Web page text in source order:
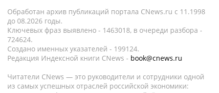
Обработан архив публикаций портала CNews.ru c 11.1998
до 08.2026 годы.
Ключевых фраз выявлено - 1463018, в очереди разбора -
724624.
Создано именных указателей - 199124.
Редакция Индексной книги CNews - book@cnews.ru
Читатели CNews — это руководители и сотрудники одной
из самых успешных отраслей российской экономики: